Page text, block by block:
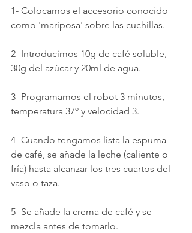
1- Colocamos el accesorio conocido
como 'mariposa' sobre las cuchillas.
2- Introducimos 10g de café soluble,
30g del azúcar y 20ml de agua.
3- Programamos el robot 3 minutos,
temperatura 37º y velocidad 3.
4- Cuando tengamos lista la espuma
de café, se añade la leche (caliente o
fría) hasta alcanzar los tres cuartos del
vaso o taza.
5- Se añade la crema de café y se
mezcla antes de tomarlo.